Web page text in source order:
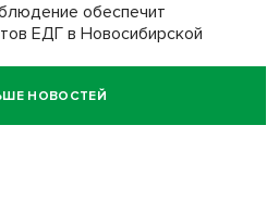
обеспечит
ЕДГ в Новосибирской
объявляет
НОВОСТЕЙ